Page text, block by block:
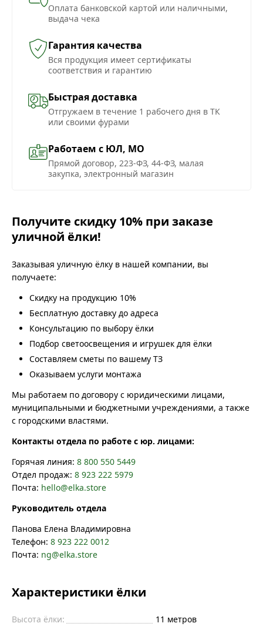
Оплата банковской картой или наличными,
выдача чека
Гарантия качества
Вся продукция имеет сертификаты
соответствия и гарантию
Быстрая доставка
Отгружаем в течение 1 рабочего дня в ТК
или своими фурами
Работаем с ЮЛ, МО
Прямой договор, 223-ФЗ, 44-ФЗ, малая
закупка, электронный магазин
Получите скидку 10% при заказе
уличной ёлки!
Заказывая уличную ёлку в нашей компании, вы
получаете:
Скидку на продукцию 10%
Бесплатную доставку до адреса
Консультацию по выбору ёлки
Подбор светоосвещения и игрушек для ёлки
Составляем сметы по вашему ТЗ
Оказываем услуги монтажа
Мы работаем по договору с юридическими лицами,
муниципальными и бюджетными учреждениями, а также
с городскими властями.
Контакты отдела по работе с юр. лицами:
Горячая линия: 8 800 550 5449
Отдел продаж: 8 923 222 5979
Почта: hello@elka.store
Руководитель отдела
Панова Елена Владимировна
Телефон: 8 923 222 0012
Почта: ng@elka.store
Характеристики ёлки
Высота ёлки: 11 метров